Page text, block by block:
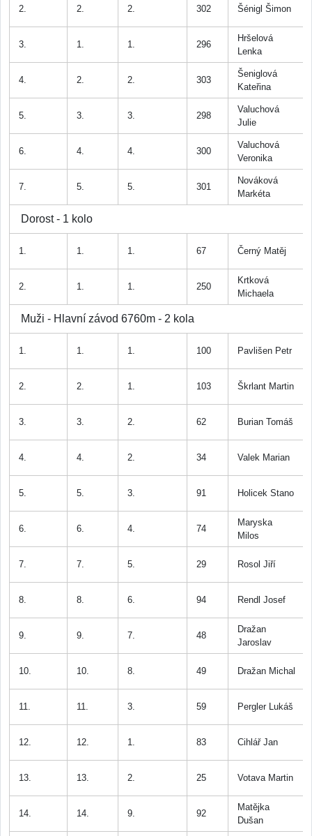
2. 2. 2. 302 Šénigl Šimon
3. 1. 1. 296
Hršelová
Lenka
4. 2. 2. 303
Šeniglová
Kateřina
5. 3. 3. 298
Valuchová
Julie
6. 4. 4. 300
Valuchová
Veronika
7. 5. 5. 301
Nováková
Markéta
Dorost - 1 kolo
1. 1. 1. 67 Černý Matěj
2. 1. 1. 250
Krtková
Michaela
Muži - Hlavní závod 6760m - 2 kola
1. 1. 1. 100 Pavlišen Petr
2. 2. 1. 103 Škrlant Martin
3. 3. 2. 62 Burian Tomáš
4. 4. 2. 34 Valek Marian
5. 5. 3. 91 Holicek Stano
6. 6. 4. 74
Maryska
Milos
7. 7. 5. 29 Rosol Jiří
8. 8. 6. 94 Rendl Josef
9. 9. 7. 48
Dražan
Jaroslav
10. 10. 8. 49 Dražan Michal
11. 11. 3. 59 Pergler Lukáš
12. 12. 1. 83 Cihlář Jan
13. 13. 2. 25 Votava Martin
14. 14. 9. 92
Matějka
Dušan